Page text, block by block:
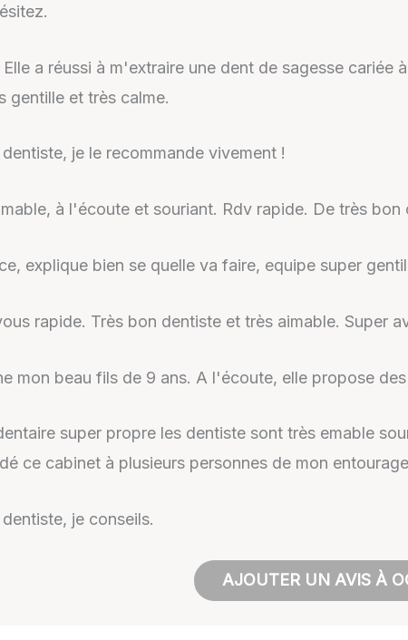
a réussi à m'extraire une dent de sagesse
gentille et très calme.
je le recommande vivement !
à l'écoute et souriant. Rdv rapide. De très
explique bien se quelle va faire, equipe super
rapide. Très bon dentiste et très aimable. Super
mon beau fils de 9 ans. A l'écoute, elle propose
super propre les dentiste sont très emable
ce cabinet à plusieurs personnes de mon
je conseils.
AJOUTER UN AVIS À